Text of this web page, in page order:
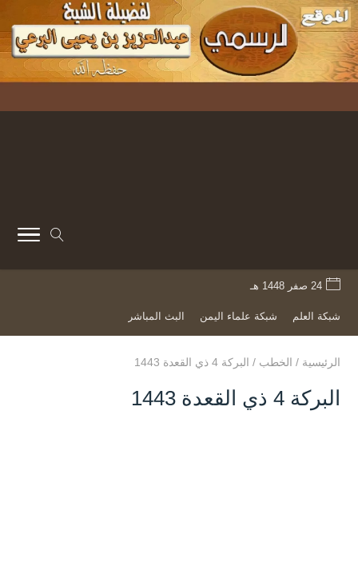
24 صفر 1448 هـ
شبكة العلم شبكة علماء اليمن البث المباشر
الرئيسية / الخطب / البركة 4 ذي القعدة 1443
البركة 4 ذي القعدة 1443